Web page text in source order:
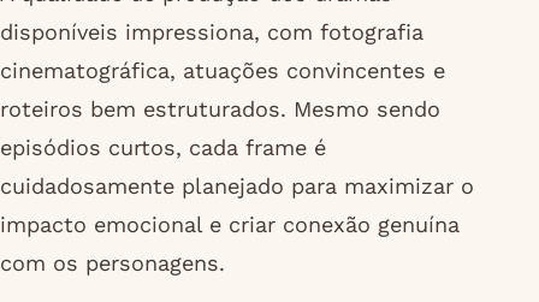
disponíveis impressiona, com fotografia
cinematográfica, atuações convincentes e
roteiros bem estruturados. Mesmo sendo
episódios curtos, cada frame é
cuidadosamente planejado para maximizar o
impacto emocional e criar conexão genuína
com os personagens.